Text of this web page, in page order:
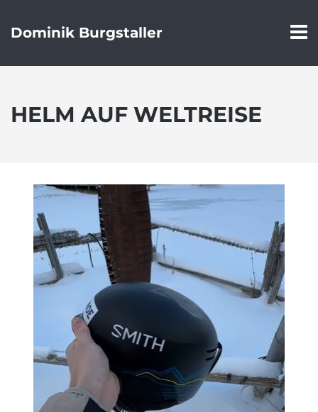
Dominik Burgstaller
HELM AUF WELTREISE